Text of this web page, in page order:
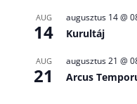
AUG
14
augusztus 14 @
Kurultáj
AUG
21
augusztus 21 @
Arcus